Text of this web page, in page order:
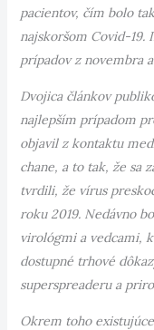
pacientov, čím bolo
najskoršom Covid-19.
prípadov z novembra
Dvojica článkov
najlepším prípadom
objavil z kontaktu
chane, a to tak, že sa
tvrdili, že vírus
roku 2019. Nedávno
virológmi a vedcami,
dostupné trhové
superspreaderu a
Okrem toho